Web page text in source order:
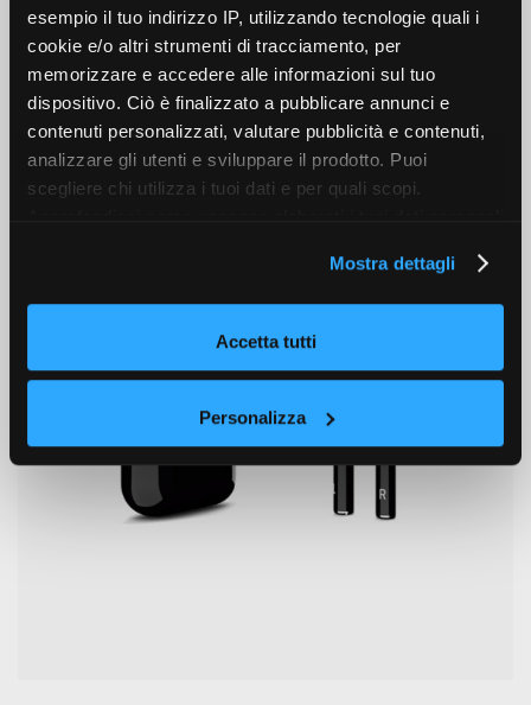
esempio il tuo indirizzo IP, utilizzando tecnologie quali i
cookie e/o altri strumenti di tracciamento, per
memorizzare e accedere alle informazioni sul tuo
dispositivo. Ciò è finalizzato a pubblicare annunci e
contenuti personalizzati, valutare pubblicità e contenuti,
analizzare gli utenti e sviluppare il prodotto. Puoi
scegliere chi utilizza i tuoi dati e per quali scopi.
modificare o revocare il tuo consenso in qualsiasi
momento dalla Dichiarazione sui cookie. Utilizziamo i
cookie tecnici e, previo consenso, anche cookie di
terze parti, per personalizzare contenuti ed annunci, per
fornire funzionalità dei social media e per analizzare il
nostro traffico, come meglio indicato nellaCookie Policy
. Chiudendo questo banner tramite l’apposito comando
“X” continuerai la navigazione del sito in assenza di
cookie o altri strumenti di tracciamento diversi da quelli
Mostra dettagli
Accetta tutti
Personalizza
Related Products